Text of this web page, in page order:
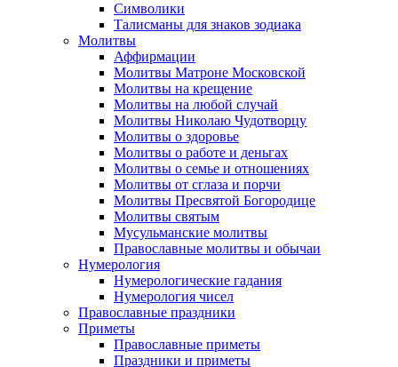
Символики
Талисманы для знаков зодиака
Молитвы
Аффирмации
Молитвы Матроне Московской
Молитвы на крещение
Молитвы на любой случай
Молитвы Николаю Чудотворцу
Молитвы о здоровье
Молитвы о работе и деньгах
Молитвы о семье и отношениях
Молитвы от сглаза и порчи
Молитвы Пресвятой Богородице
Молитвы святым
Мусульманские молитвы
Православные молитвы и обычаи
Нумерология
Нумерологические гадания
Нумерология чисел
Православные праздники
Приметы
Православные приметы
Праздники и приметы